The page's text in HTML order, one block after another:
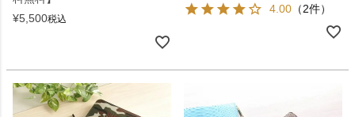
¥5,500税込
4.00 （2件）